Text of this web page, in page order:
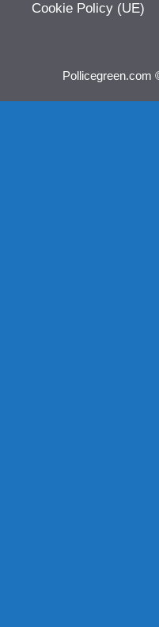
Cookie Policy (UE)
Pollicegreen.com